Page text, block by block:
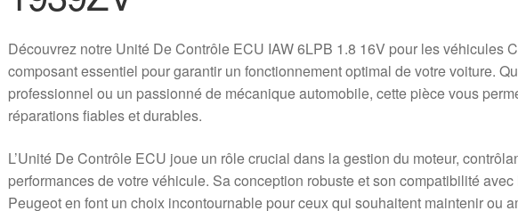
Découvrez notre Unité De Contrôle ECU IAW 6LPB 1.8 16V pour les véhicules
composant essentiel pour garantir un fonctionnement optimal de votre voiture.
professionnel ou un passionné de mécanique automobile, cette pièce vous
réparations fiables et durables.
L’Unité De Contrôle ECU joue un rôle crucial dans la gestion du moteur,
performances de votre véhicule. Sa conception robuste et son compatibilité
Peugeot en font un choix incontournable pour ceux qui souhaitent maintenir ou